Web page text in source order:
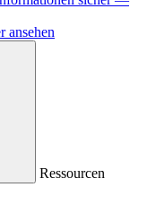
ansehen
Ressourcen